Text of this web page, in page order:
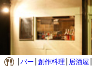
バー 創作料理
居酒屋